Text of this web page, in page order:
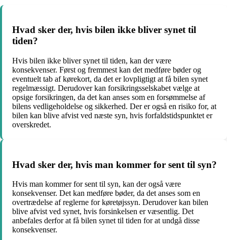
Hvad sker der, hvis bilen ikke bliver synet til
tiden?
Hvis bilen ikke bliver synet til tiden, kan der være
konsekvenser. Først og fremmest kan det medføre bøder og
eventuelt tab af kørekort, da det er lovpligtigt at få bilen synet
regelmæssigt. Derudover kan forsikringsselskabet vælge at
opsige forsikringen, da det kan anses som en forsømmelse af
bilens vedligeholdelse og sikkerhed. Der er også en risiko for, at
bilen kan blive afvist ved næste syn, hvis forfaldstidspunktet er
overskredet.
Hvad sker der, hvis man kommer for sent til syn?
Hvis man kommer for sent til syn, kan der også være
konsekvenser. Det kan medføre bøder, da det anses som en
overtrædelse af reglerne for køretøjssyn. Derudover kan bilen
blive afvist ved synet, hvis forsinkelsen er væsentlig. Det
anbefales derfor at få bilen synet til tiden for at undgå disse
konsekvenser.